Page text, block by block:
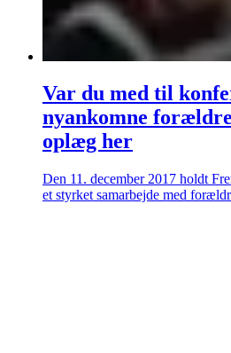
Var du med til
nyankomne
oplæg her
Den 11. december 2017 holdt
et styrket samarbejde med